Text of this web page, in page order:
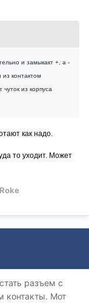
и замыкакт +, а -
контактом
из корпуса
как надо.
то уходит. Может
разъем с
контакты. Мот